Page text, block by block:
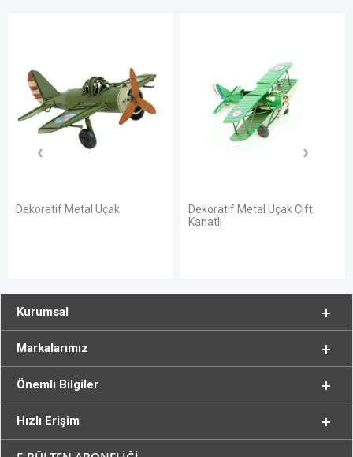
Dekoratif Metal Uçak Çift
Dekoratif Metal Uçak Çift
Kanatlı
Kurumsal
Markalarımız
Önemli Bilgiler
Hızlı Erişim